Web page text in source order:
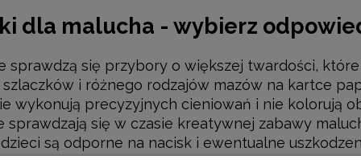
dla malucha - wybierz
sprawdzą się przybory o większej twardości,
szlaczków i różnego rodzajów mazów na kartce
wykonują precyzyjnych cieniowań i nie kolorują
sprawdzają się w czasie kreatywnej zabawy
dzieci są odporne na nacisk i ewentualne